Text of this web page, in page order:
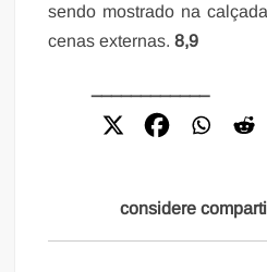
sendo mostrado na
cenas externas.8,9
considere